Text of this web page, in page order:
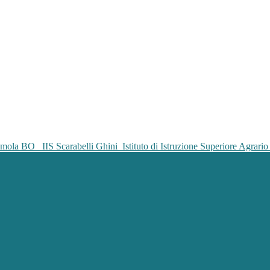
IIS Scarabelli Ghini Istituto di Istruzione Superiore